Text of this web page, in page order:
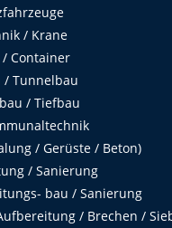
/ Krane
/ Container
/ Tunnelbau
/ Tiefbau
/ Gerüste / Beton)
/ Sanierung
bau / Sanierung
/ Brechen /